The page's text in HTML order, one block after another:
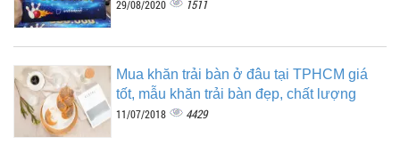
29/08/2020 1511
Mua khăn trải bàn ở đâu tại TPHCM giá
tốt, mẫu khăn trải bàn đẹp, chất lượng
11/07/2018 4429